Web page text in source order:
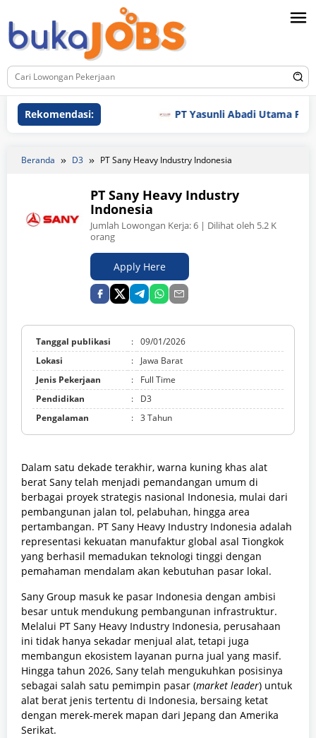
ke
konten
Rekomendasi: PT Yasunli Abadi Utama Plastic
Beranda D3 PT Sany Heavy Industry Indonesia
PT Sany Heavy Industry
Indonesia
Jumlah Lowongan Kerja:6 | Dilihat oleh 5.2 K
orang
Apply Here
Tanggal publikasi : 09/01/2026
Lokasi
:
Jawa Barat
Jenis Pekerjaan
:
Full Time
Pendidikan
:
D3
Pengalaman
: 3 Tahun
Dalam satu dekade terakhir, warna kuning khas alat
berat Sany telah menjadi pemandangan umum di
berbagai proyek strategis nasional Indonesia, mulai dari
pembangunan jalan tol, pelabuhan, hingga area
pertambangan. PT Sany Heavy Industry Indonesia adalah
representasi kekuatan manufaktur global asal Tiongkok
yang berhasil memadukan teknologi tinggi dengan
pemahaman mendalam akan kebutuhan pasar lokal.
Sany Group masuk ke pasar Indonesia dengan ambisi
besar untuk mendukung pembangunan infrastruktur.
Melalui PT Sany Heavy Industry Indonesia, perusahaan
ini tidak hanya sekadar menjual alat, tetapi juga
membangun ekosistem layanan purna jual yang masif.
Hingga tahun 2026, Sany telah mengukuhkan posisinya
sebagai salah satu pemimpin pasar (market leader) untuk
alat berat jenis tertentu di Indonesia, bersaing ketat
dengan merek-merek mapan dari Jepang dan Amerika
Serikat.